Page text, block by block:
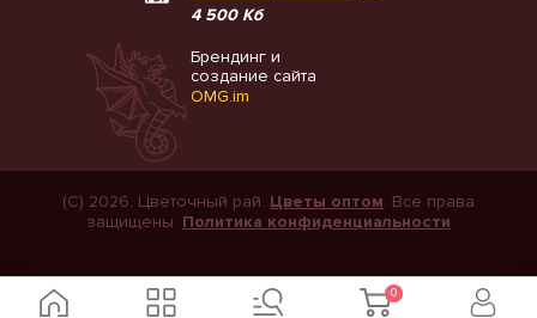
0
4 500 Кб
Брендинг и
создание сайта
OMG.im
(С) 2026. Цветочный рай. Цветы оптом. Все права
защищены. Политика конфиденциальности